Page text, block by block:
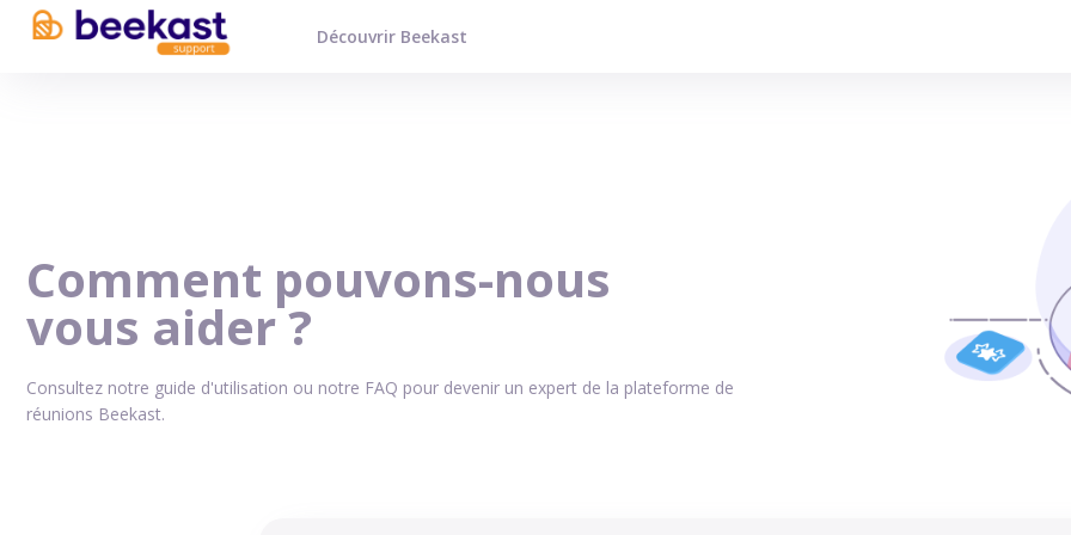
Découvrir Beekast
Comment pouvons-nous
vous aider ?
Consultez notre guide d'utilisation ou notre FAQ pour devenir un expert de la plateforme de
réunions Beekast.